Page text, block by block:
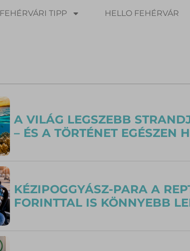
FEHÉRVÁRI TIPP HELLO FEHÉRVÁR
A VILÁG LEGSZEBB
– ÉS A TÖRTÉNET EGÉSZEN
KÉZIPOGGYÁSZ-PARA A
FORINTTAL IS KÖNNYEBB